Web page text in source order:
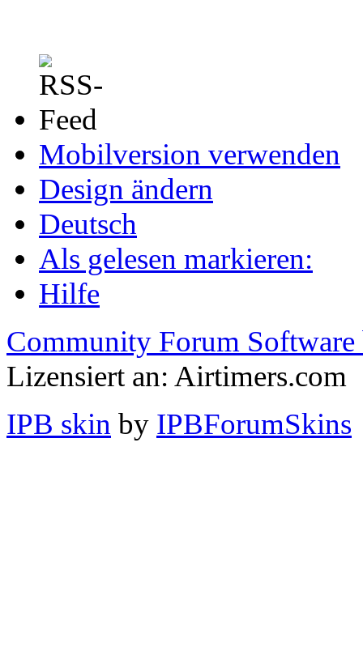
Mobilversion verwenden
Design ändern
Deutsch
Als gelesen markieren:
Hilfe
Community Forum Software
Lizensiert an: Airtimers.com
IPB skin by IPBForumSkins